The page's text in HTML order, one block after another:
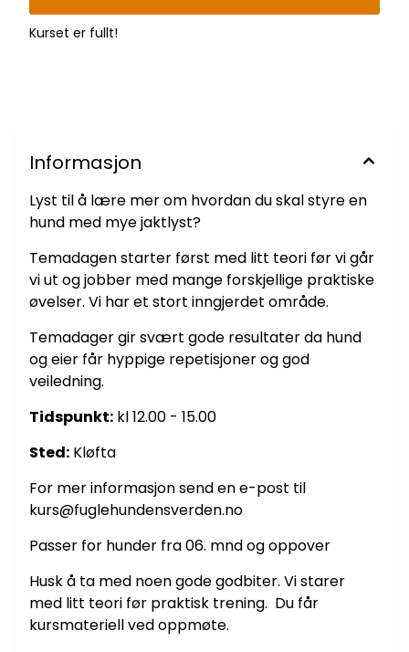
Kurset er fullt!
Informasjon
Lyst til å lære mer om hvordan du skal styre en
hund med mye jaktlyst?
Temadagen starter først med litt teori før vi går
vi ut og jobber med mange forskjellige praktiske
øvelser. Vi har et stort inngjerdet område.
Temadager gir svært gode resultater da hund
og eier får hyppige repetisjoner og god
veiledning.
Tidspunkt: kl 12.00 - 15.00
Sted: Kløfta
For mer informasjon send en e-post til
kurs@fuglehundensverden.no
Passer for hunder fra 06. mnd og oppover
Husk å ta med noen gode godbiter. Vi starer
med litt teori før praktisk trening. Du får
kursmateriell ved oppmøte.